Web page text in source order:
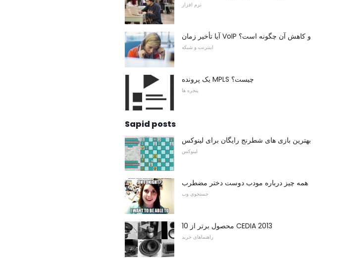
نرم افزار
آیا تأخیر زمان VoIP و کاهش آن چگونه است؟
اینترنت و شبکه
یک پرونده MPLS چیست؟
پنجره ها
Sapid posts
بهترین بازی های شطرنج رایگان برای لینوکس
لینوکس
همه چیز درباره مودب دوست دختر مضطرب
جستجوی وب
10 محصول برتر از CEDIA 2013
راهنماهای خرید